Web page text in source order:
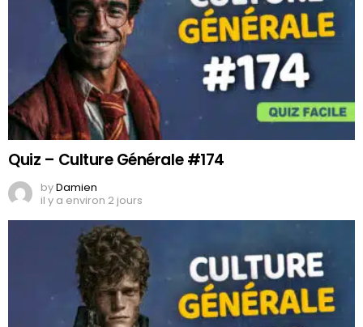
Quiz – Culture Générale #174
byDamien
il y a environ 2 jours